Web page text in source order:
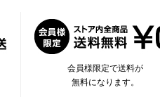
会員様限定で送料が
無料になります。